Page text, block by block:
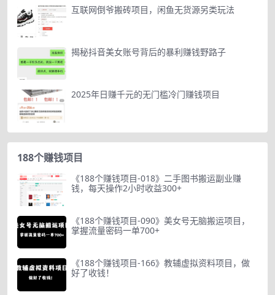
互联网倒爷搬砖项目，闲鱼无货源另类玩法
揭秘抖音美女账号背后的暴利赚钱野路子
2025年日赚千元的无门槛冷门赚钱项目
188个赚钱项目
《188个赚钱项目-018》二手图书搬运副业赚
钱，每天操作2小时收益300+
《188个赚钱项目-090》美女号无脑搬运项目，
掌握流量密码一单700+
《188个赚钱项目-166》教辅虚拟资料项目，做
好了收钱！